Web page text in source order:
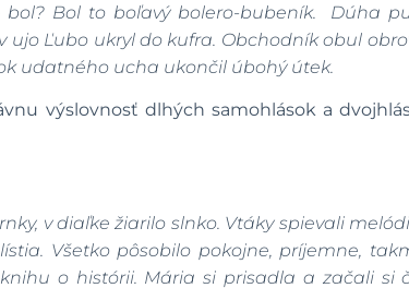
Bol to boľavý bolero-bubeník. Dúha
Ľubo ukryl do kufra. Obchodník obul
udatného ucha ukončil úbohý útek.
výslovnosť dlhých samohlások a
v diaľke žiarilo slnko. Vtáky spievali
Všetko pôsobilo pokojne, príjemne,
o histórii. Mária si prisadla a začali si